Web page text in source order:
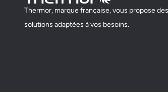
Thermor, marque française, vous propose des
solutions adaptées à vos besoins.